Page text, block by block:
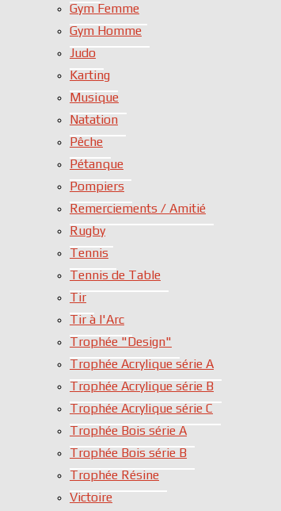
Gym Femme
Gym Homme
Judo
Karting
Musique
Natation
Pêche
Pétanque
Pompiers
Remerciements / Amitié
Rugby
Tennis
Tennis de Table
Tir
Tir à l'Arc
Trophée "Design"
Trophée Acrylique série A
Trophée Acrylique série B
Trophée Acrylique série C
Trophée Bois série A
Trophée Bois série B
Trophée Résine
Victoire